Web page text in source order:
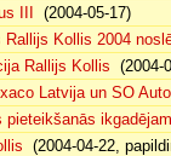
III
(2004-05-17)
Rallijs Kollis 2004
Rallijs Kollis (2004-
Latvija un SO
pieteikšanās
(2004-04-22,